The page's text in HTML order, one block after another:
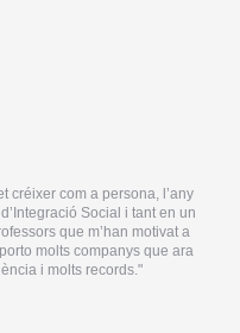
créixer com a persona, l’any
Social i tant en un
que m’han motivat a
molts companys que ara
i molts records."